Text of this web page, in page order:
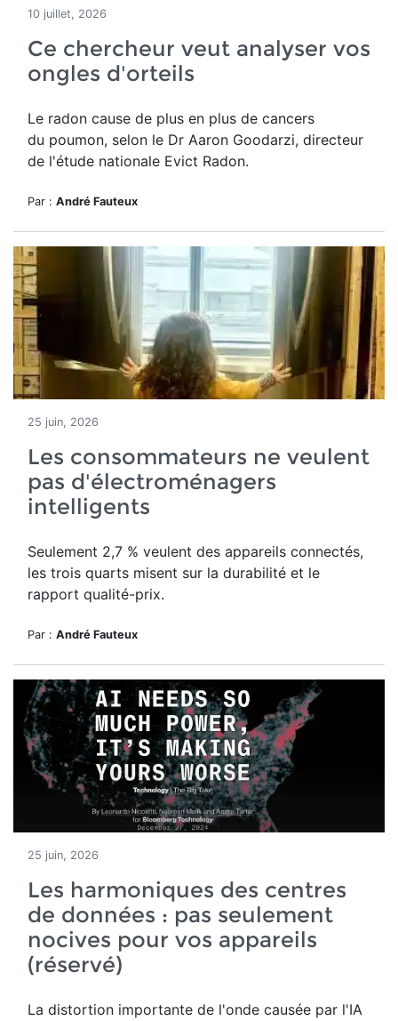
10 juillet, 2026
Ce chercheur veut analyser vos
ongles d'orteils
Le radon cause de plus en plus de cancers
du poumon, selon le Dr Aaron Goodarzi, directeur
de l'étude nationale Evict Radon.
Par : André Fauteux
25 juin, 2026
Les consommateurs ne veulent
pas d'électroménagers
intelligents
Seulement 2,7 % veulent des appareils connectés,
les trois quarts misent sur la durabilité et le
rapport qualité-prix.
Par : André Fauteux
25 juin, 2026
Les harmoniques des centres
de données : pas seulement
nocives pour vos appareils
(réservé)
La distortion importante de l'onde causée par l'IA